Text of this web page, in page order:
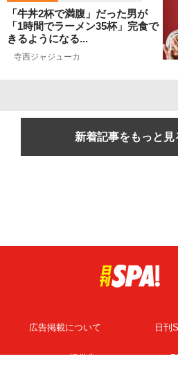
「牛丼2杯で満腹」だった男が
「1時間でラーメン35杯」完食で
きるようになる...
寺西ジャジューカ
新着記事をもっと見
広告掲載について 日刊
ニュース提供先